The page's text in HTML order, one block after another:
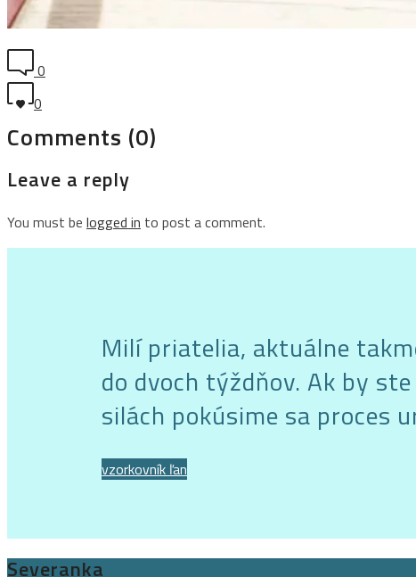
0
0
Comments (0)
Leave a reply
You must be logged in to post a comment.
Milí priatelia, aktuálne
do dvoch týždňov. Ak by
silách pokúsime sa proces
vzorkovník ľan
Severanka